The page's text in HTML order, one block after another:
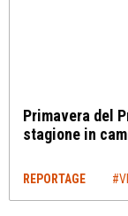
Primavera del
stagione in
REPORTAGE